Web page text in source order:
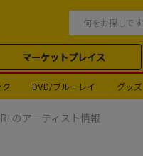
マーケットプレイス
DVD/ブルーレイ グッズ
のアーティスト情報